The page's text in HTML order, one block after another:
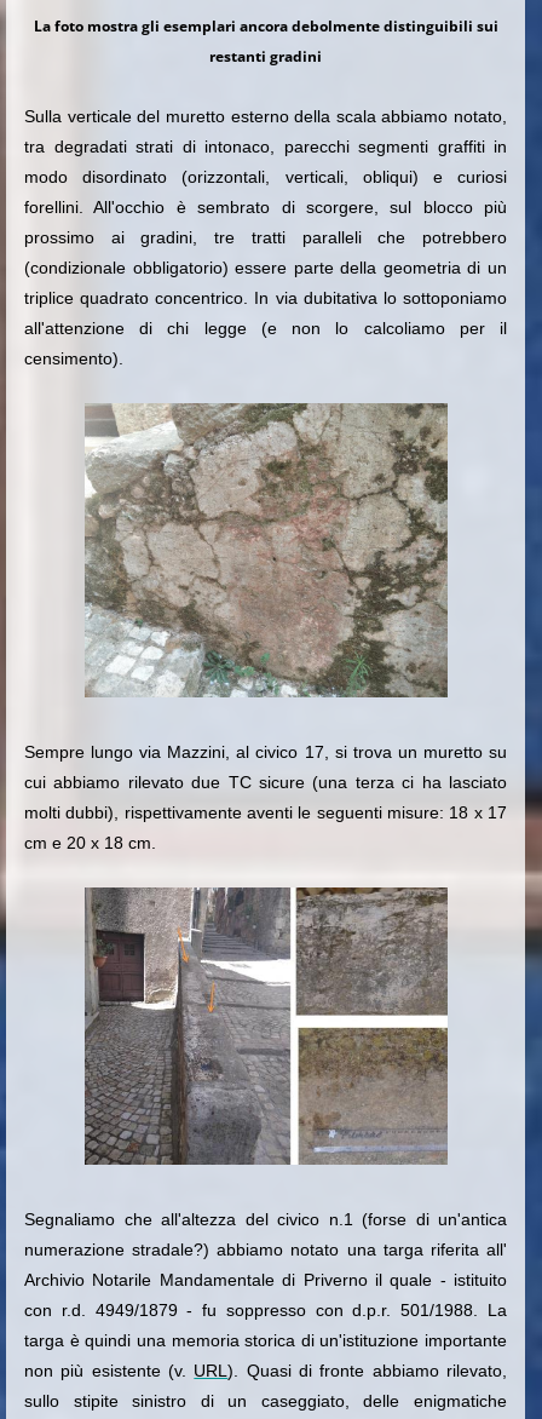
La foto mostra gli esemplari ancora debolmente distinguibili sui
restanti gradini
Sulla verticale del muretto esterno della scala abbiamo notato,
tra degradati strati di intonaco, parecchi segmenti graffiti in
modo disordinato (orizzontali, verticali, obliqui) e curiosi
forellini. All'occhio è sembrato di scorgere, sul blocco più
prossimo ai gradini, tre tratti paralleli che potrebbero
(condizionale obbligatorio) essere parte della geometria di un
triplice quadrato concentrico. In via dubitativa lo sottoponiamo
all'attenzione di chi legge (e non lo calcoliamo per il
censimento).
Sempre lungo via Mazzini, al civico 17, si trova un muretto su
cui abbiamo rilevato due TC sicure (una terza ci ha lasciato
molti dubbi), rispettivamente aventi le seguenti misure: 18 x 17
cm e 20 x 18 cm.
Segnaliamo che all'altezza del civico n.1 (forse di un'antica
numerazione stradale?) abbiamo notato una targa riferita all'
Archivio Notarile Mandamentale di Priverno il quale - istituito
con r.d. 4949/1879 - fu soppresso con d.p.r. 501/1988. La
targa è quindi una memoria storica di un'istituzione importante
non più esistente (v. URL). Quasi di fronte abbiamo rilevato,
sullo stipite sinistro di un caseggiato, delle enigmatiche